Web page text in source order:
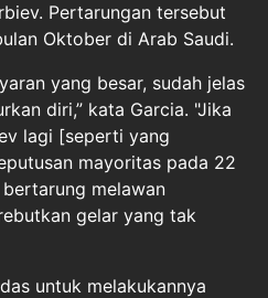
Pertarungan tersebut
Oktober di Arab Saudi.
yang besar, sudah jelas
diri,” kata Garcia. "Jika
lagi [seperti yang
mayoritas pada 22
melawan
gelar yang tak
untuk melakukannya